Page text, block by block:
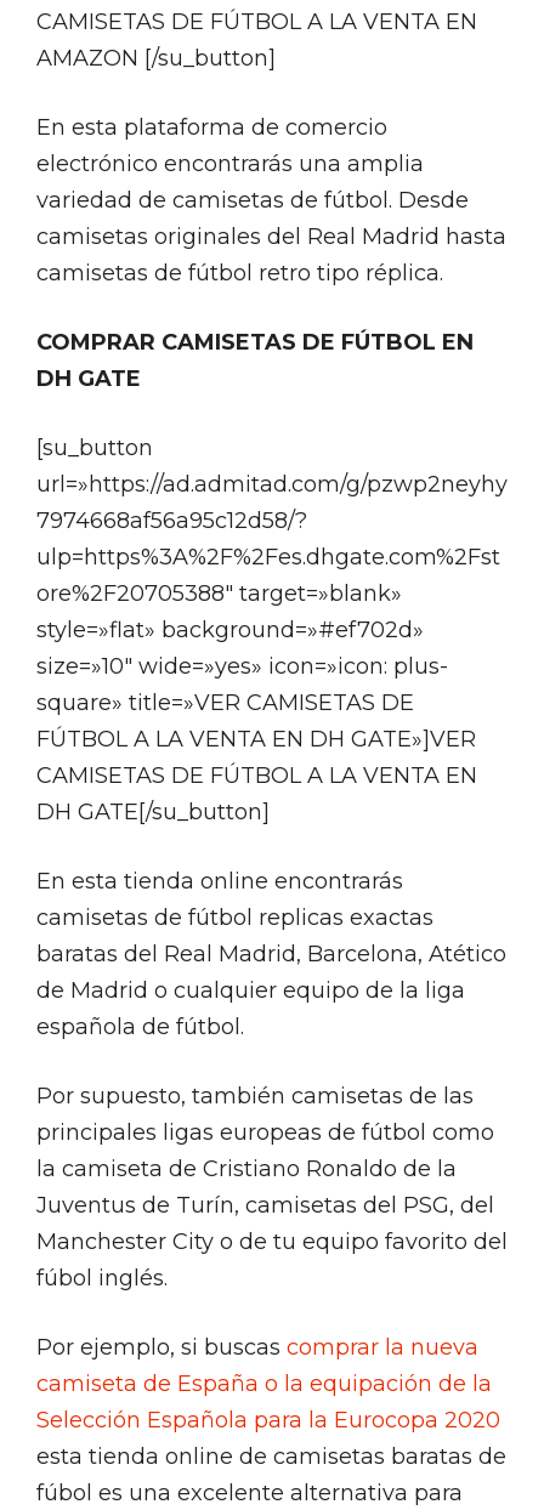
CAMISETAS DE FÚTBOL A LA VENTA EN
AMAZON [/su_button]
En esta plataforma de comercio
electrónico encontrarás una amplia
variedad de camisetas de fútbol. Desde
camisetas originales del Real Madrid hasta
camisetas de fútbol retro tipo réplica.
COMPRAR CAMISETAS DE FÚTBOL EN
DH GATE
[su_button
url=»https://ad.admitad.com/g/pzwp2neyhy
7974668af56a95c12d58/?
ulp=https%3A%2F%2Fes.dhgate.com%2Fst
ore%2F20705388″ target=»blank»
style=»flat» background=»#ef702d»
size=»10″ wide=»yes» icon=»icon: plus-
square» title=»VER CAMISETAS DE
FÚTBOL A LA VENTA EN DH GATE»]VER
CAMISETAS DE FÚTBOL A LA VENTA EN
DH GATE[/su_button]
En esta tienda online encontrarás
camisetas de fútbol replicas exactas
baratas del Real Madrid, Barcelona, Atético
de Madrid o cualquier equipo de la liga
española de fútbol.
Por supuesto, también camisetas de las
principales ligas europeas de fútbol como
la camiseta de Cristiano Ronaldo de la
Juventus de Turín, camisetas del PSG, del
Manchester City o de tu equipo favorito del
fúbol inglés.
Por ejemplo, si buscas comprar la nueva
camiseta de España o la equipación de la
Selección Española para la Eurocopa 2020
esta tienda online de camisetas baratas de
fúbol es una excelente alternativa para